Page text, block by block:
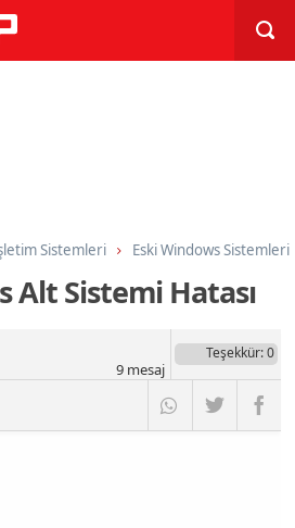
Sistemleri Eski Windows Sistemleri
Alt Sistemi Hatası
Teşekkür: 0
9mesaj